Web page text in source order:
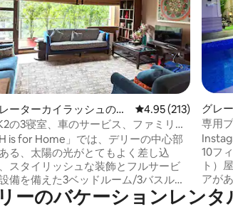
つ星中4.88つ星の平均評価
ーターカイラッシュのコ
ミニアム
レビュー213件、5
4.95 (213)
の3寝室、車のサービス、ファミリー
け、高速Wi-Fi
H is for Home」では、デリーの中心部
る、太陽の光がとてもよく差し込
スタイリッシュな装飾とフルサービ
備を備えた3ベッドルーム/3バスルー
プライベートアパートメントを提供
ています。 ゲート付きの安全な建物に
グレ
の一
専用
10フ
ト）
アがある
ベッ
ーム
ーのバケーションレン